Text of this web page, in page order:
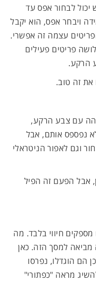
לבחור אפס עד
ויבחר אפס, הוא יקבל
עצמה זה אפשרי.
פריטים פעילים
הרקע.
זה טוב.
עם צבע הרקע,
נפספס אותם, אבל
וגם לאפור הניטראלי
אבל הפעם זה הפיל
חיווי בלבד. מה
למסך הזה. כאן
הם הוגדלו, נפרסו
מראה "כפתורי"